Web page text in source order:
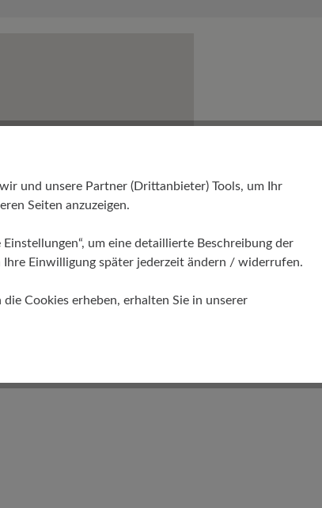
und unsere Partner (Drittanbieter) Tools, um Ihr
Seiten anzuzeigen.
um eine detaillierte Beschreibung der
Einwilligung später jederzeit ändern / widerrufen.
Cookies erheben, erhalten Sie in unserer